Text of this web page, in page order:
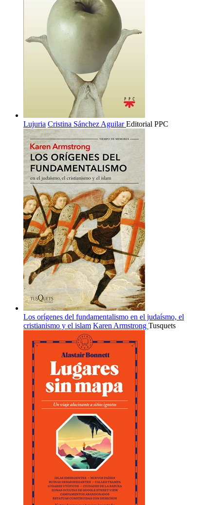
Lujuria Cristina Sánchez AguilarEditorial PPC
Los orígenes del fundamentalismo en el judaísmo, el
cristianismo y el islam Karen Armstrong Tusquets